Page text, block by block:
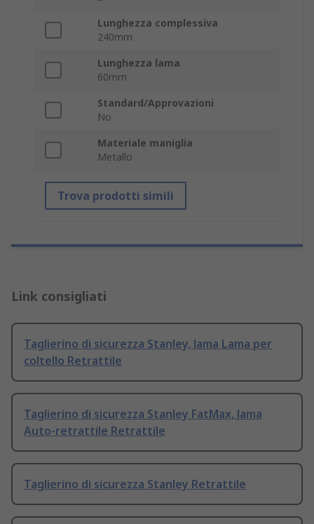
Lunghezza complessiva
240mm
Lunghezza lama
60mm
Standard/Approvazioni
No
Materiale maniglia
Metallo
Trova prodotti simili
Link consigliati
Taglierino di sicurezza Stanley, lama Lama per
coltello Retrattile
Taglierino di sicurezza Stanley FatMax, lama
Auto-retrattile Retrattile
Taglierino di sicurezza Stanley Retrattile